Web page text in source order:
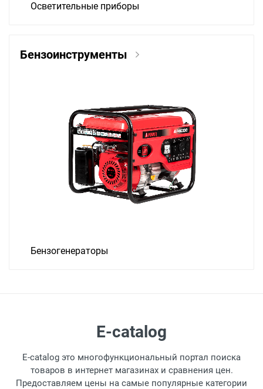
Осветительные приборы
Бензоинструменты
Бензогенераторы
E-catalog
E-catalog это многофункциональный портал поиска
товаров в интернет магазинах и сравнения цен.
Предоставляем цены на самые популярные категории